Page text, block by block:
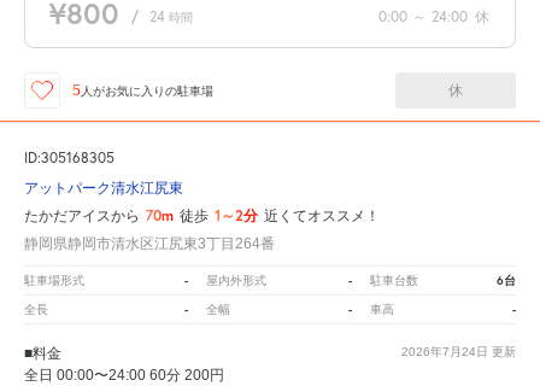
¥800 / 24 時間 0:00 ～ 24:00 休
5人がお気に入りの駐車場 休
ID:305168305
アットパーク清水江尻東
たかだアイスから 70m 徒歩 1～2分 近くてオススメ！
静岡県静岡市清水区江尻東3丁目264番
駐車場形式 - 屋内外形式 - 駐車台数 6台
全長 - 全幅 - 車高 -
2026年7月24日 更新
■料金
全日 00:00〜24:00 60分 200円